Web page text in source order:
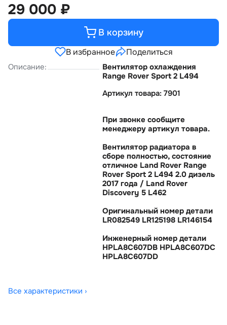
29 000 ₽
В корзину
В избранное Поделиться
Описание:
Вентилятор охлаждения
Range Rover Sport 2 L494
Артикул товара: 7901
При звонке сообщите
менеджеру артикул товара.
Вентилятор радиатора
сборе полностью, состояние
отличное Land Rover Range
Rover Sport 2 L494 2.0 дизель
2017 года / Land Rover
Discovery 5 L462
Оригинальный номер детали
LR082549 LR125198 LR146154
Инженерный номер детали
HPLA8C607DB HPLA8C607DC
HPLA8C607DD
Все характеристики ›